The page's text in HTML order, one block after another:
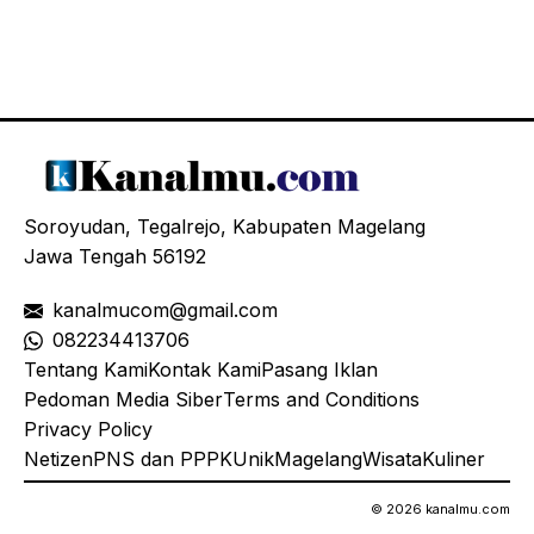
Soroyudan, Tegalrejo, Kabupaten Magelang
Jawa Tengah 56192
kanalmucom@gmail.com
082234413706
Tentang KamiKontak KamiPasang Iklan
Pedoman Media SiberTerms and Conditions
Privacy Policy
NetizenPNS dan PPPKUnikMagelangWisataKuliner
© 2026 kanalmu.com